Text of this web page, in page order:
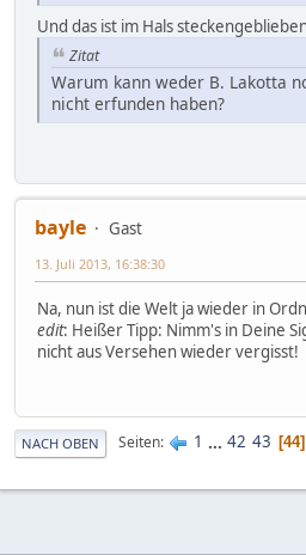
Und das ist im Hals
Zitat
Warum kann weder B. Lakotta
nicht erfunden haben?
bayle
Gast
13. Juli 2013, 16:38:30
Na, nun ist die Welt ja wieder in
edit: Heißer Tipp: Nimm's in Deine
nicht aus Versehen wieder vergisst!
NACH OBEN Seiten 1 ... 42 43 44